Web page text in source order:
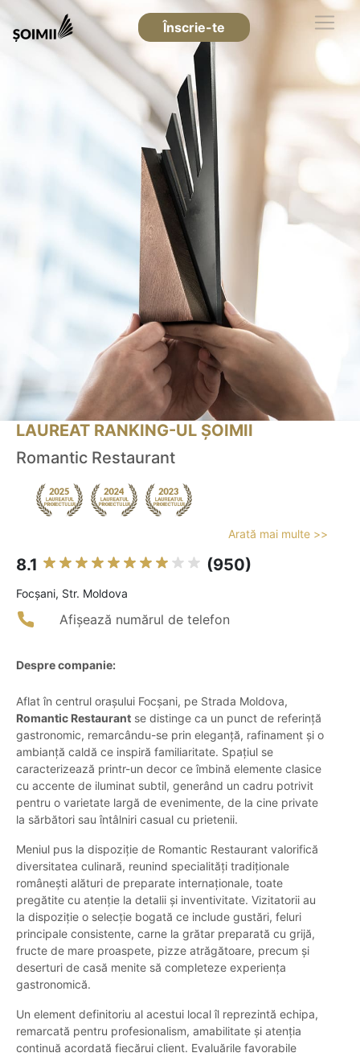
Înscrie-te
LAUREAT RANKING-UL ȘOIMII
Romantic Restaurant
Arată mai multe >>
8.1 (950)
Focşani, Str. Moldova
Afișează numărul de telefon
Despre companie:
Aflat în centrul orașului Focșani, pe Strada Moldova,
Romantic Restaurant se distinge ca un punct de referință
gastronomic, remarcându-se prin eleganță, rafinament și o
ambianță caldă ce inspiră familiaritate. Spațiul se
caracterizează printr-un decor ce îmbină elemente clasice
cu accente de iluminat subtil, generând un cadru potrivit
pentru o varietate largă de evenimente, de la cine private
la sărbători sau întâlniri casual cu prietenii.
Meniul pus la dispoziție de Romantic Restaurant valorifică
diversitatea culinară, reunind specialități tradiționale
românești alături de preparate internaționale, toate
pregătite cu atenție la detalii și inventivitate. Vizitatorii au
la dispoziție o selecție bogată ce include gustări, feluri
principale consistente, carne la grătar preparată cu grijă,
fructe de mare proaspete, pizze atrăgătoare, precum și
deserturi de casă menite să completeze experiența
gastronomică.
Un element definitoriu al acestui local îl reprezintă echipa,
remarcată pentru profesionalism, amabilitate și atenția
continuă acordată fiecărui client. Evaluările favorabile